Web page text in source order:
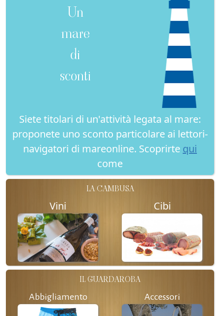
Un
mare
di
sconti
Siete titolari di un'attività legata al mare:
proponete uno sconto particolare ai lettori-
navigatori di mareonline. Scoprirte qui
come
LA CAMBUSA
Vini Cibi
IL GUARDAROBA
Abbigliamento Accessori